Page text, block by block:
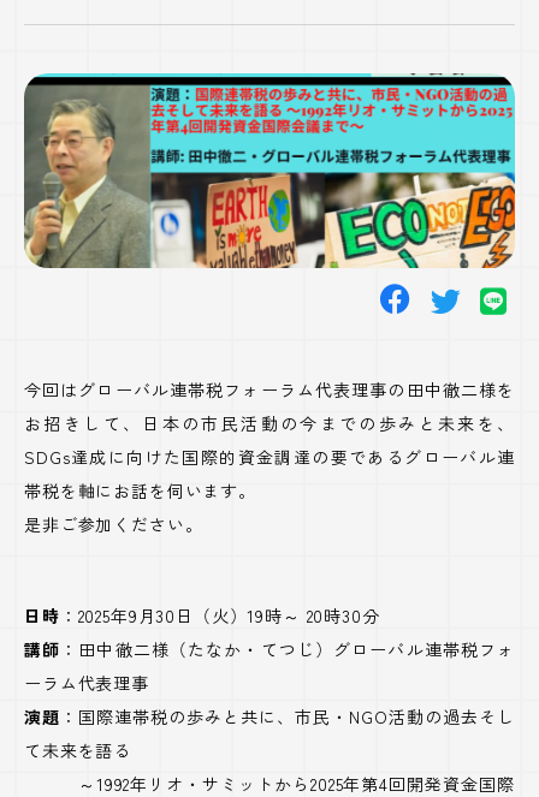
NGO活
去そし
て未来
を語
る」
今回はグローバル連帯税フォーラム代表理事の田中徹二様を
お招きして、日本の市民活動の今までの歩みと未来を、
SDGs達成に向けた国際的資金調達の要であるグローバル連
帯税を軸にお話を伺います。
是非ご参加ください。
日時 ：2025年9月30日（火）19時～ 20時30分
講師 ：田中徹二様（たなか・てつじ）グローバル連帯税フォ
ーラム代表理事
演題 ：国際連帯税の歩みと共に、市民・NGO活動の過去そし
て未来を語る
～1992年リオ・サミットから2025年第4回開発資金国際